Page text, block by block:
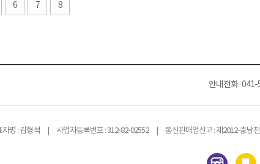
6 7 8
안내전화
명 : 김형석 | 사업자등록번호 : 312-82-02552 | 통신판매업신고 : 제2012-충남